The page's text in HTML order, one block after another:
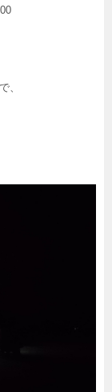
、